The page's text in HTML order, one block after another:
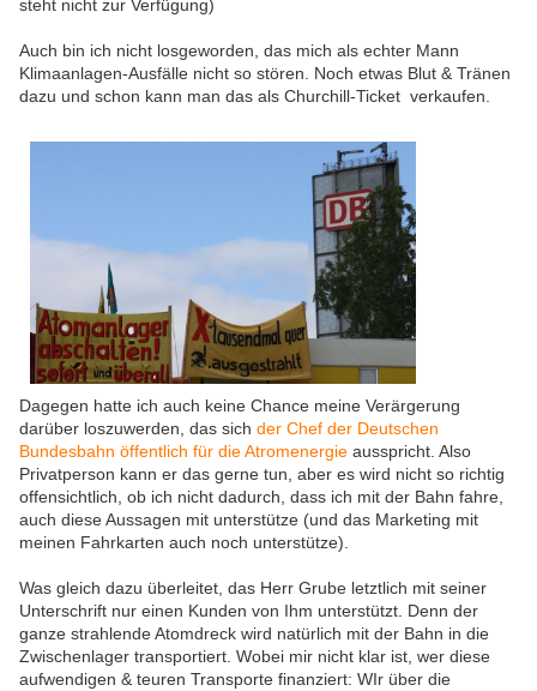
steht nicht zur Verfügung)
Auch bin ich nicht losgeworden, das mich als echter Mann
Klimaanlagen-Ausfälle nicht so stören. Noch etwas Blut & Tränen
dazu und schon kann man das als Churchill-Ticket verkaufen.
Dagegen hatte ich auch keine Chance meine Verärgerung
darüber loszuwerden, das sich der Chef der Deutschen
Bundesbahn öffentlich für die Atromenergie ausspricht. Also
Privatperson kann er das gerne tun, aber es wird nicht so richtig
offensichtlich, ob ich nicht dadurch, dass ich mit der Bahn fahre,
auch diese Aussagen mit unterstütze (und das Marketing mit
meinen Fahrkarten auch noch unterstütze).
Was gleich dazu überleitet, das Herr Grube letztlich mit seiner
Unterschrift nur einen Kunden von Ihm unterstützt. Denn der
ganze strahlende Atomdreck wird natürlich mit der Bahn in die
Zwischenlager transportiert. Wobei mir nicht klar ist, wer diese
aufwendigen & teuren Transporte finanziert: WIr über die